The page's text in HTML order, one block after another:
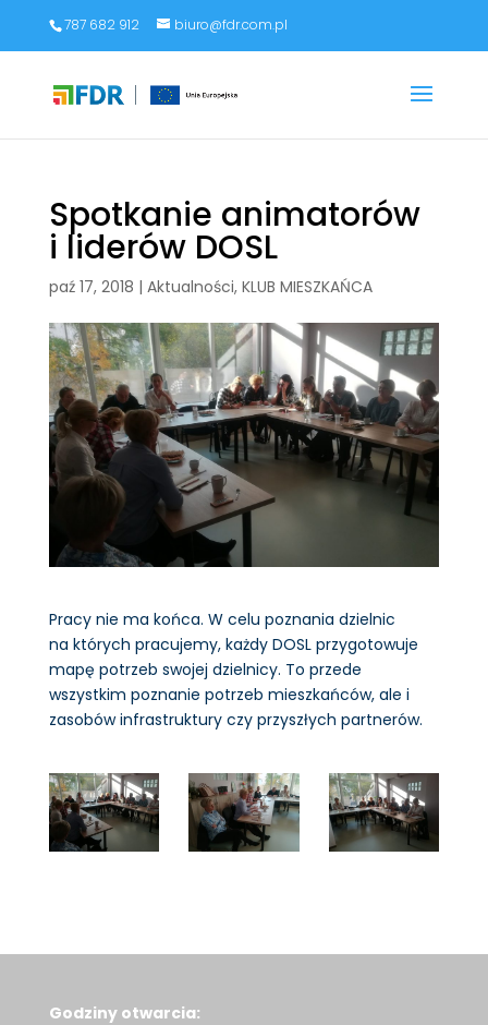
787 682 912 biuro@fdr.com.pl
Spotkanie animatorów
i liderów DOSL
paź 17, 2018 | Aktualności, KLUB MIESZKAŃCA
Pracy nie ma końca. W celu poznania dzielnic
na których pracujemy, każdy DOSL przygotowuje
mapę potrzeb swojej dzielnicy. To przede
wszystkim poznanie potrzeb mieszkańców, ale i
zasobów infrastruktury czy przyszłych partnerów.
Godziny otwarcia: